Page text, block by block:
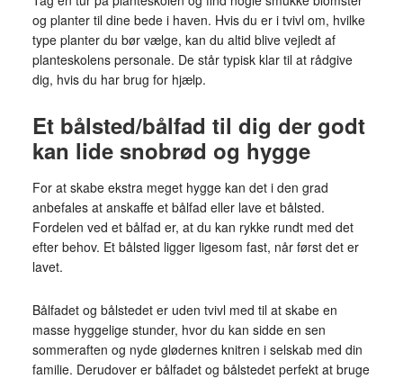
og planter til dine bede i haven. Hvis du er i tvivl om, hvilke
type planter du bør vælge, kan du altid blive vejledt af
planteskolens personale. De står typisk klar til at rådgive
dig, hvis du har brug for hjælp.
Et bålsted/bålfad til dig der godt
kan lide snobrød og hygge
For at skabe ekstra meget hygge kan det i den grad
anbefales at anskaffe et bålfad eller lave et bålsted.
Fordelen ved et bålfad er, at du kan rykke rundt med det
efter behov. Et bålsted ligger ligesom fast, når først det er
lavet.
Bålfadet og bålstedet er uden tvivl med til at skabe en
masse hyggelige stunder, hvor du kan sidde en sen
sommeraften og nyde glødernes knitren i selskab med din
familie. Derudover er bålfadet og bålstedet perfekt at bruge